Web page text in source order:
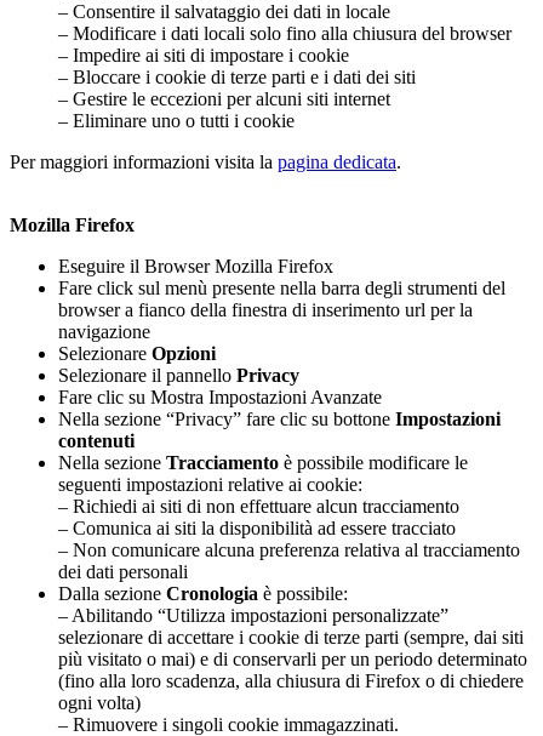
– Consentire il salvataggio dei dati in locale
– Modificare i dati locali solo fino alla chiusura del browser
– Impedire ai siti di impostare i cookie
– Bloccare i cookie di terze parti e i dati dei siti
– Gestire le eccezioni per alcuni siti internet
– Eliminare uno o tutti i cookie
Per maggiori informazioni visita la pagina dedicata.
Mozilla Firefox
Eseguire il Browser Mozilla Firefox
Fare click sul menù presente nella barra degli strumenti del
browser a fianco della finestra di inserimento url per la
navigazione
Selezionare Opzioni
Selezionare il pannello Privacy
Fare clic su Mostra Impostazioni Avanzate
Nella sezione “Privacy” fare clic su bottone Impostazioni
contenuti
Nella sezione Tracciamento è possibile modificare le
seguenti impostazioni relative ai cookie:
– Richiedi ai siti di non effettuare alcun tracciamento
– Comunica ai siti la disponibilità ad essere tracciato
– Non comunicare alcuna preferenza relativa al tracciamento
dei dati personali
Dalla sezione Cronologia è possibile:
– Abilitando “Utilizza impostazioni personalizzate”
selezionare di accettare i cookie di terze parti (sempre, dai siti
più visitato o mai) e di conservarli per un periodo determinato
(fino alla loro scadenza, alla chiusura di Firefox o di chiedere
ogni volta)
– Rimuovere i singoli cookie immagazzinati.